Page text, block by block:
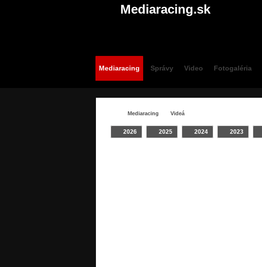
Mediaracing.sk
Mediaracing Správy Video Fotogaléria
Mediaracing Videá
2026 2025 2024 2023